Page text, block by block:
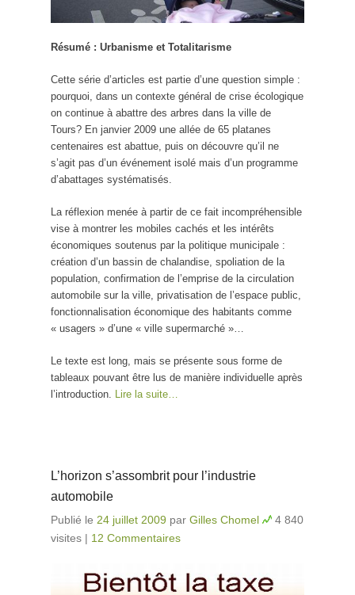
Résumé : Urbanisme et Totalitarisme
Cette série d’articles est partie d’une question simple :
pourquoi, dans un contexte général de crise écologique
on continue à abattre des arbres dans la ville de
Tours? En janvier 2009 une allée de 65 platanes
centenaires est abattue, puis on découvre qu’il ne
s’agit pas d’un événement isolé mais d’un programme
d’abattages systématisés.
La réflexion menée à partir de ce fait incompréhensible
vise à montrer les mobiles cachés et les intérêts
économiques soutenus par la politique municipale :
création d’un bassin de chalandise, spoliation de la
population, confirmation de l’emprise de la circulation
automobile sur la ville, privatisation de l’espace public,
fonctionnalisation économique des habitants comme
« usagers » d’une « ville supermarché »…
Le texte est long, mais se présente sous forme de
tableaux pouvant être lus de manière individuelle après
l’introduction. Lire la suite…
L’horizon s’assombrit pour l’industrie
automobile
Publié le 24 juillet 2009 par Gilles Chomel
4 840
visites | 12 Commentaires